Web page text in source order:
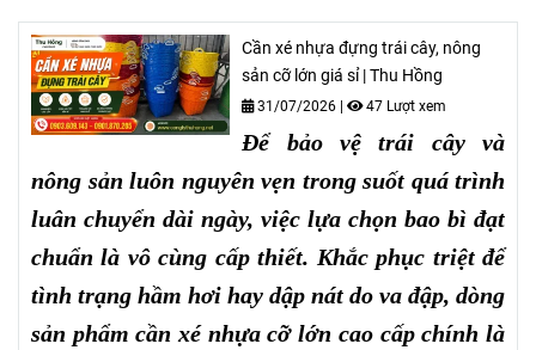
Cần xé nhựa đựng trái cây, nông
sản cỡ lớn giá sỉ | Thu Hồng
31/07/2026 | 47 Lượt xem
Để bảo vệ trái cây và
nông sản luôn nguyên vẹn trong suốt quá trình
luân chuyển dài ngày, việc lựa chọn bao bì đạt
chuẩn là vô cùng cấp thiết. Khắc phục triệt để
tình trạng hầm hơi hay dập nát do va đập, dòng
sản phẩm cần xé nhựa cỡ lớn cao cấp chính là